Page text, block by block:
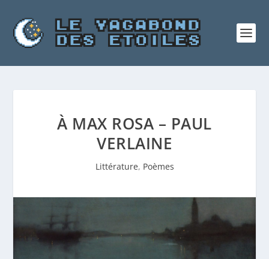
À MAX ROSA – PAUL
VERLAINE
Littérature, Poèmes